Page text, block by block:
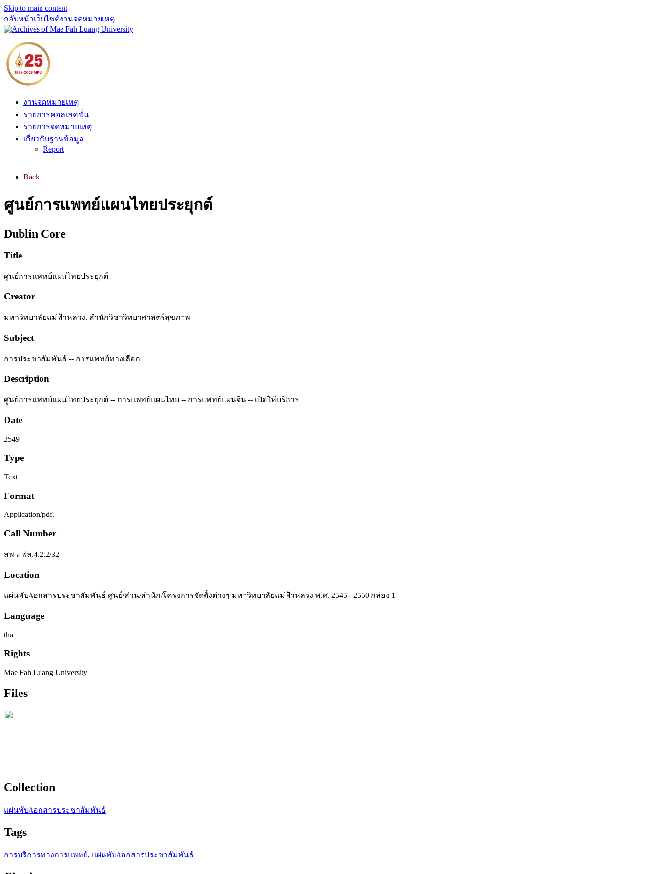
Skip to main content
กลับหน้าเว็บไซต์งานจดหมายเหตุ
งานจดหมายเหตุ
รายการคอลเลคชั่น
รายการจดหมายเหตุ
เกี่ยวกับฐานข้อมูล
Report
Back
ศูนย์การแพทย์แผนไทยประยุกต์
Dublin Core
Title
ศูนย์การแพทย์แผนไทยประยุกต์
Creator
มหาวิทยาลัยแม่ฟ้าหลวง. สำนักวิชาวิทยาศาสตร์สุขภาพ
Subject
การประชาสัมพันธ์ -- การแพทย์ทางเลือก
Description
ศูนย์การแพทย์แผนไทยประยุกต์ -- การแพทย์แผนไทย -- การแพทย์แผนจีน -- เปิดให้บริการ
Date
2549
Type
Text
Format
Application/pdf.
Call Number
สพ มฟล.4.2.2/32
Location
แผ่นพับ/เอกสารประชาสัมพันธ์ ศูนย์/ส่วน/สำนัก/โครงการจัดตั้งต่างๆ มหาวิทยาลัยแม่ฟ้าหลวง พ.ศ. 2545 - 2550 กล่อง 1
Language
tha
Rights
Mae Fah Luang University
Files
Collection
แผ่นพับ/เอกสารประชาสัมพันธ์
Tags
การบริการทางการแพทย์, แผ่นพับ/เอกสารประชาสัมพันธ์